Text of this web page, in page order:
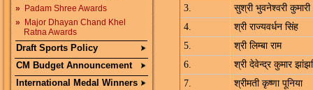
»
Padam Shree Awards
»
Major Dhayan Chand Khel
Ratna Awards
Draft Sports Policy
CM Budget Announcement
International Medal Winners
3.
सुश्री भुवनेश्वरी कुमारी
4.
श्री राज्यवर्धन सिंह
5.
श्री लिम्बा राम
6.
श्री देवेन्द्र कुमार
7.
श्रीमती कृष्णा पूनिया